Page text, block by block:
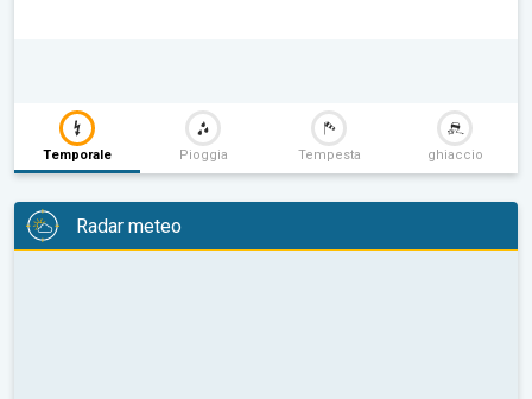
Temporale Pioggia Tempesta ghiaccio
Radar meteo